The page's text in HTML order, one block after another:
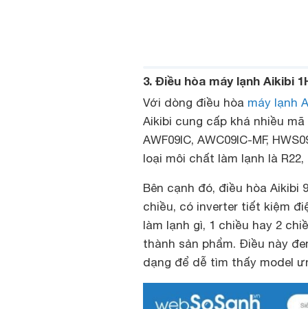
3. Điều hòa máy lạnh Aikibi
Với dòng điều hòa máy lạnh
Aikibi cung cấp khá nhiều
AWF09IC, AWC09IC-MF,
loại môi chất làm lạnh là R22,
Bên cạnh đó, điều hòa
chiều, có inverter tiết kiệm
làm lạnh gì, 1 chiều hay 2
thành sản phẩm. Điều này
dạng để dễ tìm thấy model